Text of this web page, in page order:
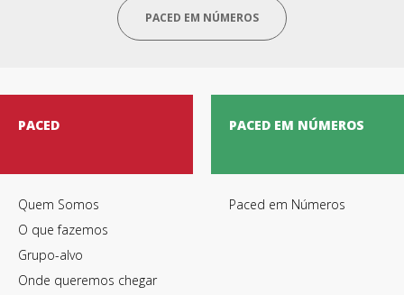
PACED EM NÚMEROS
PACED
Quem Somos
O que fazemos
Grupo-alvo
Onde queremos chegar
PACED EM NÚMEROS
Paced em Números